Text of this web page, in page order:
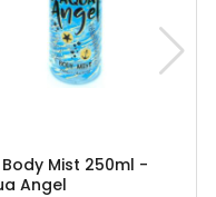
Mist 250ml -
Angel